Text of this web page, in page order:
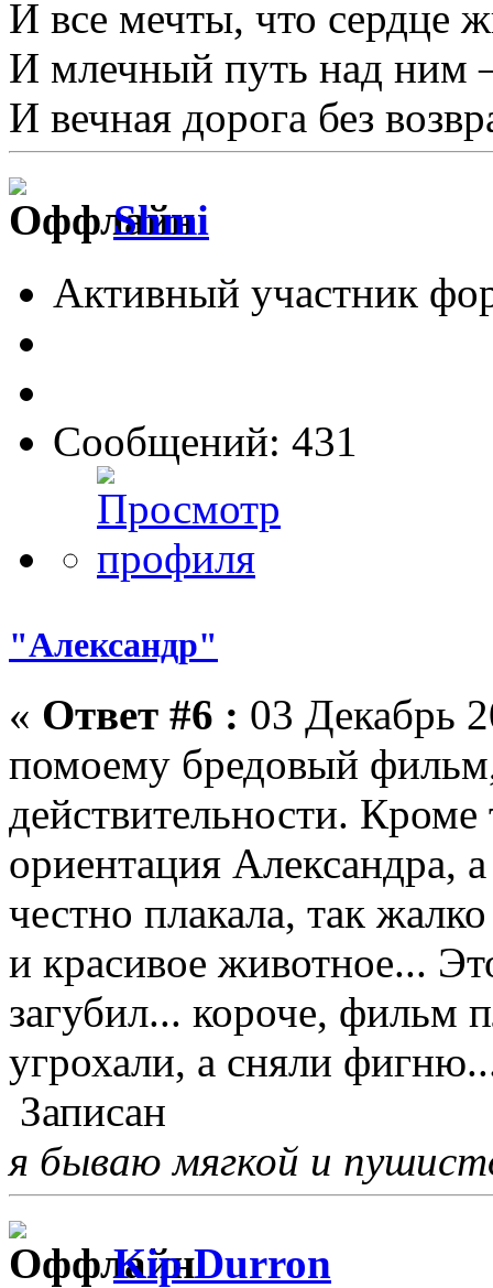
И все мечты, что сердце
И млечный путь над ним
И вечная дорога без
Shmi
Активный участник
Сообщений: 431
"Александр"
« Ответ #6 : 03 Декабрь
помоему бредовый
действительности.
ориентация Александра,
честно плакала, так
и красивое животное...
загубил... короче, фильм
угрохали, а сняли
Записан
я бываю мягкой и
Kip Durron